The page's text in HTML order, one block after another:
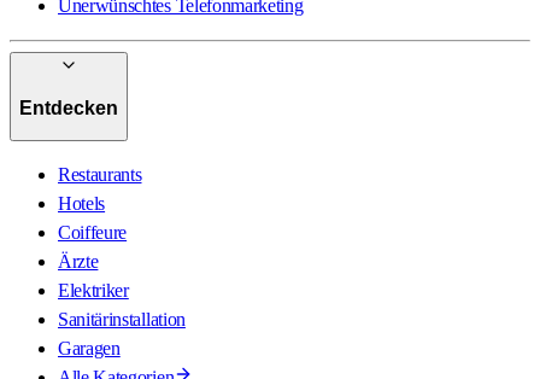
Unerwünschtes Telefonmarketing
Entdecken
Restaurants
Hotels
Coiffeure
Ärzte
Elektriker
Sanitärinstallation
Garagen